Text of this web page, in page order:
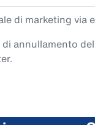
di marketing
annullamento